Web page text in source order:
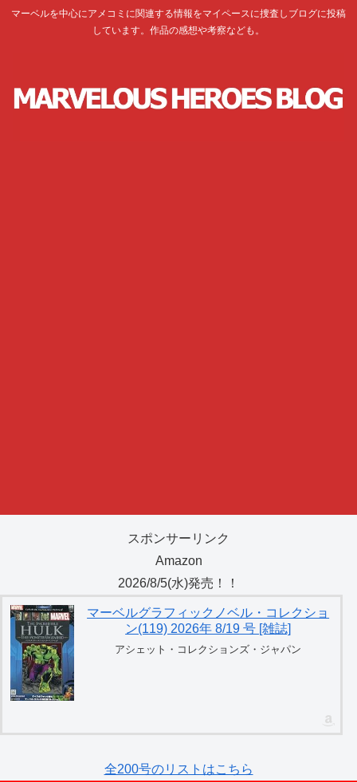
マーベルを中心にアメコミに関連する情報をマイペースに捜査しブログに投稿
しています。作品の感想や考察なども。
スポンサーリンク
Amazon
2026/8/5(水)発売！！
マーベルグラフィックノベル・コレクショ
ン(119) 2026年 8/19 号 [雑誌]
アシェット・コレクションズ・ジャパン
全200号のリストはこちら